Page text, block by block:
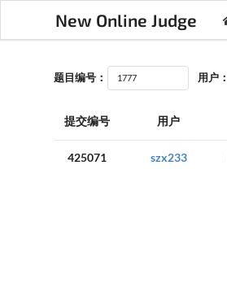
New Online Judge
题目编号： 用户：
提交编号 用户
425071 szx233